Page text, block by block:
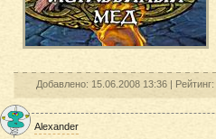
Добавлено: 15.06.2008 13:36 | Рейтинг:
Alexander